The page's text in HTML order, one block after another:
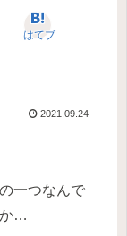
はてブ
2021.09.24
一つなんで
か…